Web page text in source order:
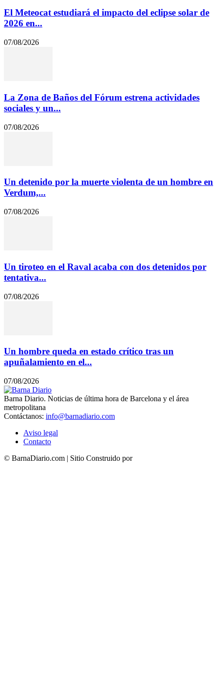
El Meteocat estudiará el impacto del eclipse solar de
2026 en...
07/08/2026
La Zona de Baños del Fórum estrena actividades
sociales y un...
07/08/2026
Un detenido por la muerte violenta de un hombre en
Verdum,...
07/08/2026
Un tiroteo en el Raval acaba con dos detenidos por
tentativa...
07/08/2026
Un hombre queda en estado crítico tras un
apuñalamiento en el...
07/08/2026
Barna Diario. Noticias de última hora de Barcelona y el área
metropolitana
Contáctanos: info@barnadiario.com
Aviso legal
Contacto
© BarnaDiario.com | Sitio Construido por